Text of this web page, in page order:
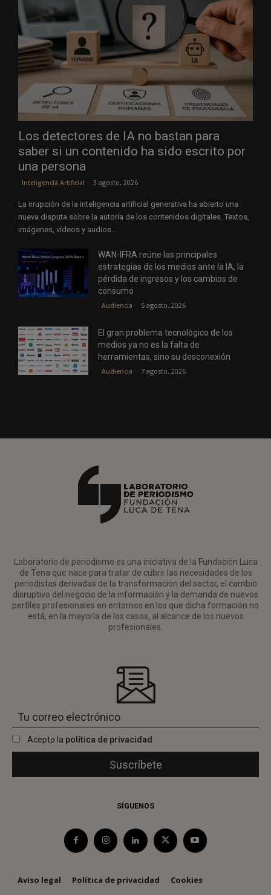
Los detectores de IA no bastan para
saber si un contenido ha sido escrito por
una persona
Inteligencia Artificial 3 agosto, 2026
La irrupción de la inteligencia artificial generativa ha abierto una
nueva disputa sobre la autoría de los contenidos digitales. Textos,
imágenes, vídeos y audios...
WAN-IFRA reúne las principales
estrategias de los medios ante la IA, la
pérdida de ingresos y los cambios de
consumo
Audiencia 5 agosto, 2026
El gran problema tecnológico de los
medios ya no es la falta de
herramientas, sino su desconexión
Audiencia 7 agosto, 2026
Laboratorio de periodismo es una iniciativa de la Fundación Luca
de Tena que nace para tratar de cubrir las necesidades de los
periodistas derivadas de la transformación del sector, el cambio
disruptivo del negocio de la información y la demanda de nuevos
perfiles profesionales en entornos en los que dicha formación no
está, en la mayoría de los casos, al alcance de los nuevos
profesionales.
Acepto la política de privacidad
SÍGUENOS
Aviso legal Política de privacidad Cookies